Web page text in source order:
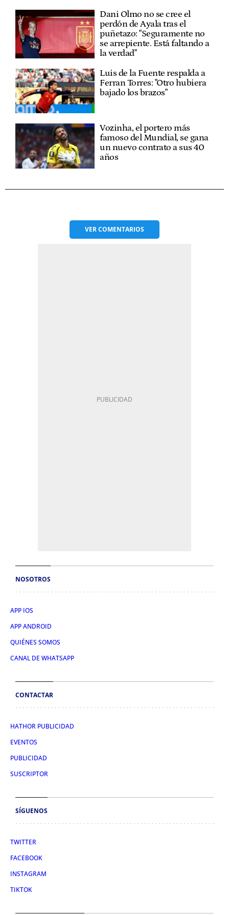
Dani Olmo no se cree el
perdón de Ayala tras el
puñetazo: "Seguramente no
se arrepiente. Está faltando a
la verdad"
Luis de la Fuente respalda a
Ferran Torres: "Otro hubiera
bajado los brazos"
Vozinha, el portero más
famoso del Mundial, se gana
un nuevo contrato a sus 40
años
VERCOMENTARIOS
NOSOTROS
APP IOS
APP ANDROID
QUIÉNES SOMOS
CANAL DE WHATSAPP
CONTACTAR
HATHOR PUBLICIDAD
EVENTOS
PUBLICIDAD
SUSCRIPTOR
SÍGUENOS
TWITTER
FACEBOOK
INSTAGRAM
TIKTOK